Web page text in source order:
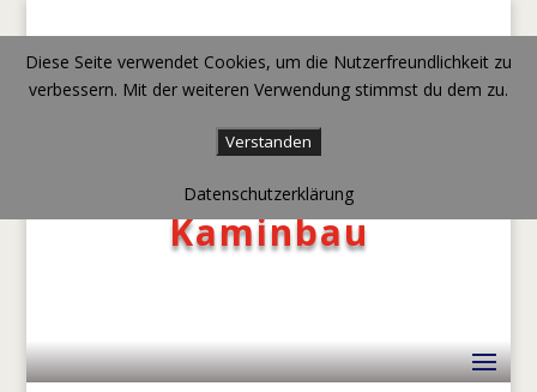
Kaminbau
Diese Seite verwendet Cookies, um die Nutzerfreundlichkeit zu
verbessern. Mit der weiteren Verwendung stimmst du dem zu.
Verstanden
Datenschutzerklärung